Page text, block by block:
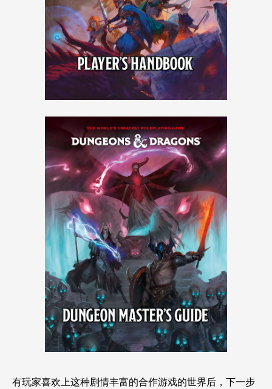
有玩家喜欢上这种剧情丰富的合作游戏的世界后，下一步